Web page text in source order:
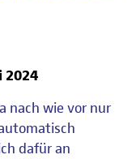
2024
nach wie vor nur
dafür an